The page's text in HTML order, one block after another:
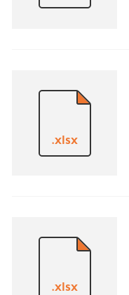
.xlsx
.xlsx